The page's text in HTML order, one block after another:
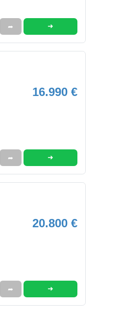
➦ ➜
16.990 €
➦ ➜
20.800 €
➦ ➜